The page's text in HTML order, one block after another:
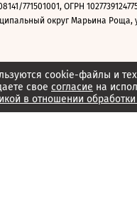
cookie-файлы и
свое согласие на
в отношении
771501001, ОГРН
округ Марьина Роща,